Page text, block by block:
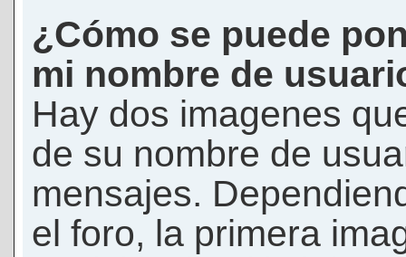
¿Cómo se puede
mi nombre de
Hay dos imagenes
de su nombre de
mensajes.
el foro, la primera